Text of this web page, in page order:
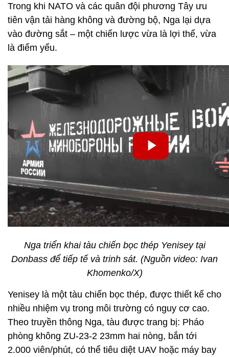
Trong khi NATO và các quân đội phương Tây ưu
tiên vận tải hàng không và đường bộ, Nga lại dựa
vào đường sắt – một chiến lược vừa là lợi thế, vừa
là điểm yếu.
Nga triển khai tàu chiến bọc thép Yenisey tại
Donbass để tiếp tế và trinh sát. (Nguồn video: Ivan
Khomenko/X)
Yenisey là một tàu chiến bọc thép, được thiết kế cho
nhiều nhiệm vụ trong môi trường có nguy cơ cao.
Theo truyền thông Nga, tàu được trang bị: Pháo
phòng không ZU-23-2 23mm hai nòng, bắn tới
2.000 viên/phút, có thể tiêu diệt UAV hoặc máy bay